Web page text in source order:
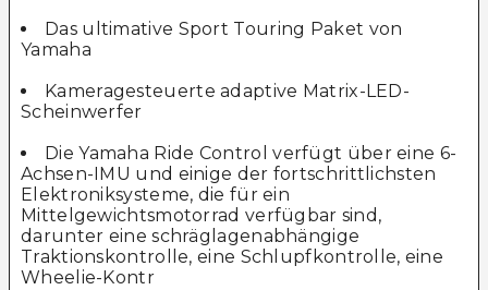
Das ultimative Sport Touring Paket von
Yamaha
Kameragesteuerte adaptive Matrix-LED-
Scheinwerfer
Die Yamaha Ride Control verfügt über eine 6-
Achsen-IMU und einige der fortschrittlichsten
Elektroniksysteme, die für ein
Mittelgewichtsmotorrad verfügbar sind,
darunter eine schräglagenabhängige
Traktionskontrolle, eine Schlupfkontrolle, eine
Wheelie-Kontr